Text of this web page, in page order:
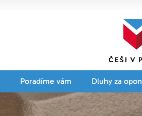
Poradíme vám Dluhy za